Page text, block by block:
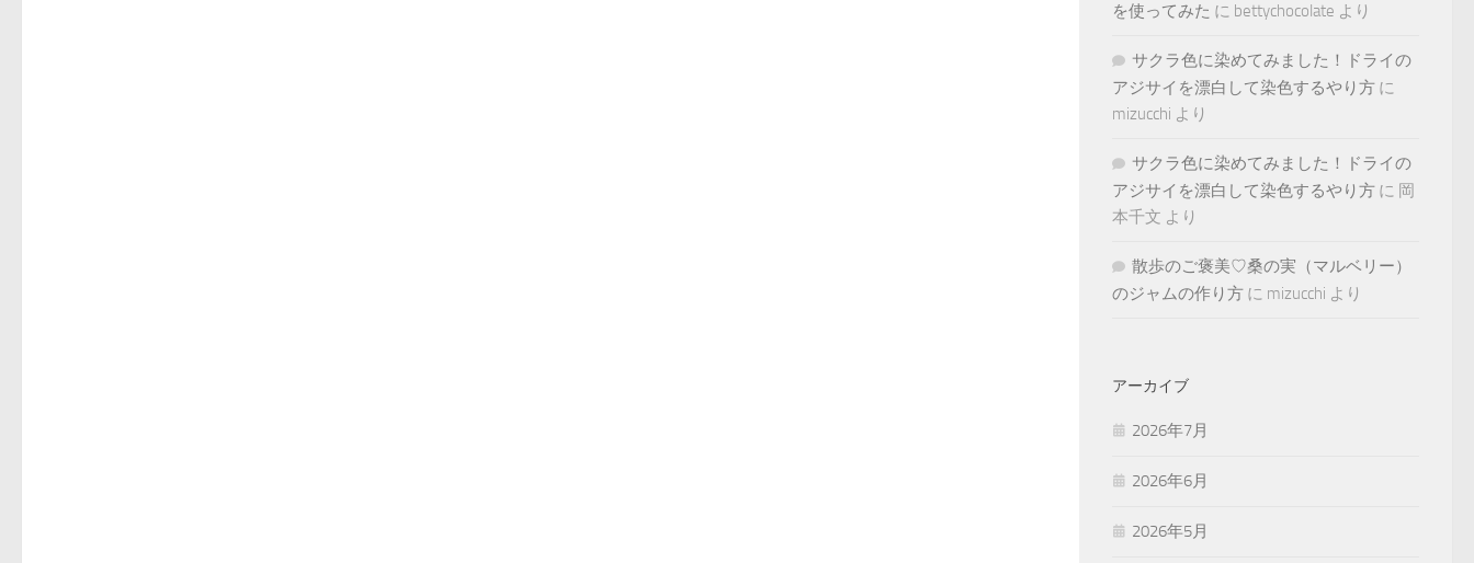
を使ってみた に bettychocolate より
サクラ色に染めてみました！ドライの
アジサイを漂白して染色するやり方 に
mizucchi より
サクラ色に染めてみました！ドライの
アジサイを漂白して染色するやり方 に 岡
本千文 より
散歩のご褒美♡桑の実（マルベリー）
のジャムの作り方 に mizucchi より
アーカイブ
2026年7月
2026年6月
2026年5月